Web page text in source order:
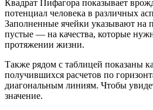
Квадрат Пифагора показывает
потенциал человека в различных
Заполненные ячейки указывают на
пустые — на качества, которые
протяжении жизни.
Также рядом с таблицей показаны
получившихся расчетов по
диагональным линиям. Чтобы
значение.